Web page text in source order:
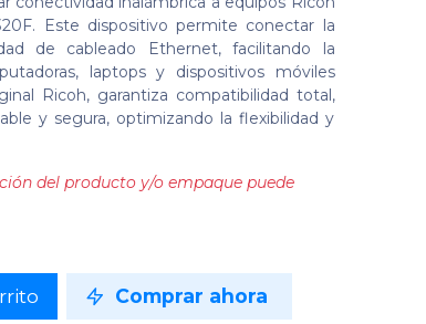
Este dispositivo permite conectar la
de cableado Ethernet, facilitando la
laptops y dispositivos móviles
Ricoh, garantiza compatibilidad total,
y segura, optimizando la flexibilidad y
del producto y/o empaque puede
Comprar ahora